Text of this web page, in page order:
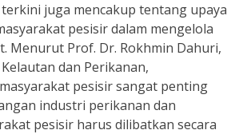
juga mencakup tentang upaya
pesisir dalam mengelola
Menurut Prof. Dr. Rokhmin Dahuri,
dan Perikanan,
pesisir sangat penting
industri perikanan dan
pesisir harus dilibatkan secara